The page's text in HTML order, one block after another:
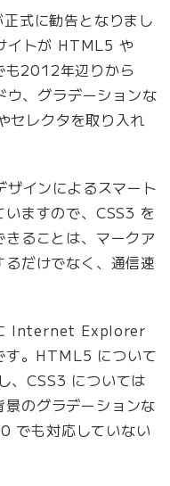
式に勧告となりまし
イトが HTML5 や
も2012年辺りから
、グラデーションな
セレクタを取り入れ
インによるスマート
ますので、CSS3 を
ることは、マークア
だけでなく、通信速
Internet Explorer
す。HTML5 について
、CSS3 については
のグラデーションな
でも対応していない